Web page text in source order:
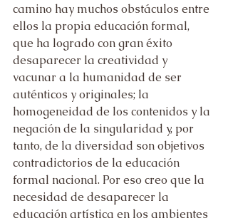
camino hay muchos obstáculos entre
ellos la propia educación formal,
que ha logrado con gran éxito
desaparecer la creatividad y
vacunar a la humanidad de ser
auténticos y originales; la
homogeneidad de los contenidos y la
negación de la singularidad y, por
tanto, de la diversidad son objetivos
contradictorios de la educación
formal nacional. Por eso creo que la
necesidad de desaparecer la
educación artística en los ambientes